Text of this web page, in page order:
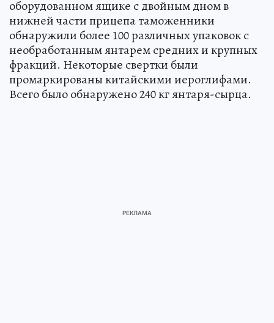
оборудованном ящике с двойным дном в
нижней части прицепа таможенники
обнаружили более 100 различных упаковок с
необработанным янтарем средних и крупных
фракций. Некоторые свертки были
промаркированы китайскими иероглифами.
Всего было обнаружено 240 кг янтаря-сырца.